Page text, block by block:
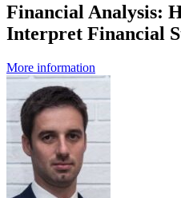
Financial Analysis:
Interpret Financial
More information